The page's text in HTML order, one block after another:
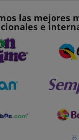
las mejores
e